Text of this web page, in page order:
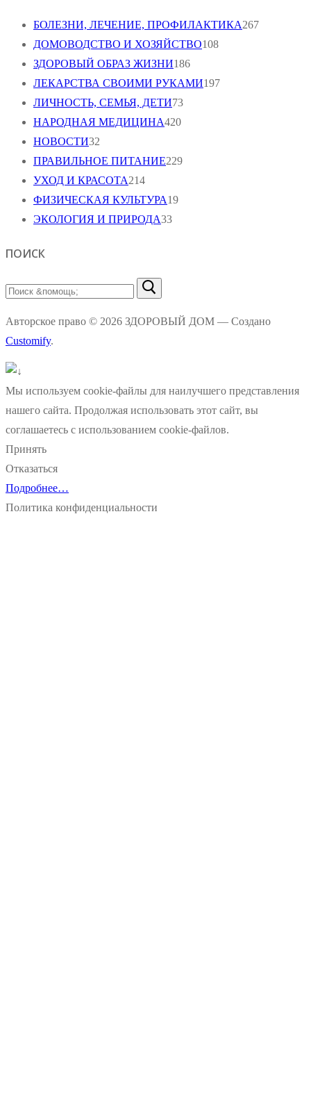
БОЛЕЗНИ, ЛЕЧЕНИЕ, ПРОФИЛАКТИКА267
ДОМОВОДСТВО И ХОЗЯЙСТВО108
ЗДОРОВЫЙ ОБРАЗ ЖИЗНИ186
ЛЕКАРСТВА СВОИМИ РУКАМИ197
ЛИЧНОСТЬ, СЕМЬЯ, ДЕТИ73
НАРОДНАЯ МЕДИЦИНА420
НОВОСТИ32
ПРАВИЛЬНОЕ ПИТАНИЕ229
УХОД И КРАСОТА214
ФИЗИЧЕСКАЯ КУЛЬТУРА19
ЭКОЛОГИЯ И ПРИРОДА33
ПОИСК
Найти:
Авторское право © 2026 ЗДОРОВЫЙ ДОМ — Создано
Customify.
Мы используем cookie-файлы для наилучшего представления
нашего сайта. Продолжая использовать этот сайт, вы
соглашаетесь с использованием cookie-файлов.
Принять
Отказаться
Подробнее…
Политика конфиденциальности